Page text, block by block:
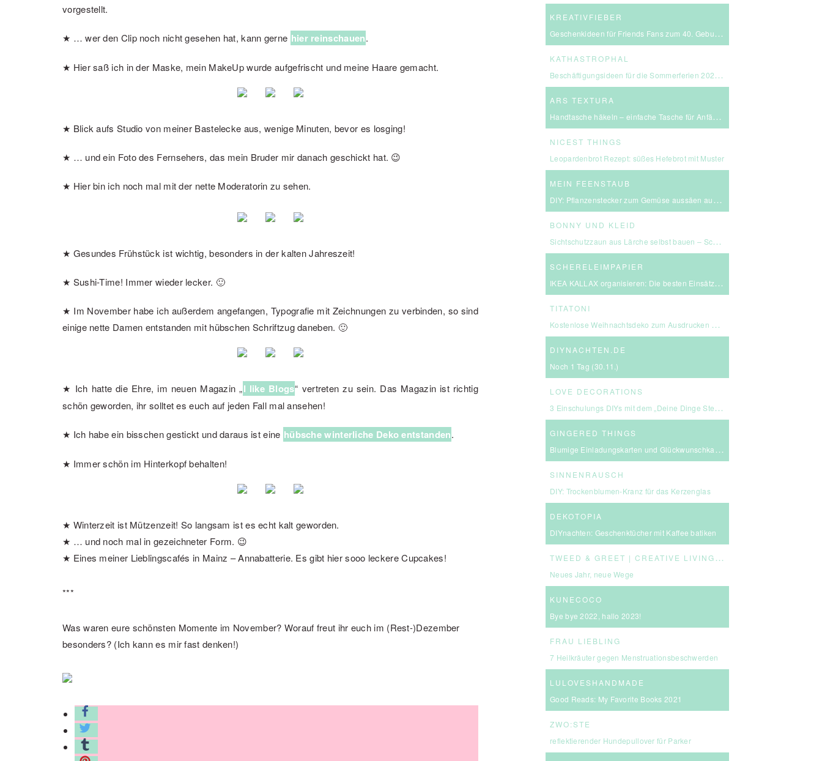
vorgestellt.
★ … wer den Clip noch nicht gesehen hat, kann gerne hier reinschauen.
★ Hier saß ich in der Maske, mein MakeUp wurde aufgefrischt und meine Haare gemacht.
★ Blick aufs Studio von meiner Bastelecke aus, wenige Minuten, bevor es losging!
★ … und ein Foto des Fernsehers, das mein Bruder mir danach geschickt hat. 😉
★ Hier bin ich noch mal mit der nette Moderatorin zu sehen.
★ Gesundes Frühstück ist wichtig, besonders in der kalten Jahreszeit!
★ Sushi-Time! Immer wieder lecker. 🙂
★ Im November habe ich außerdem angefangen, Typografie mit Zeichnungen zu verbinden, so sind
einige nette Damen entstanden mit hübschen Schriftzug daneben. 🙂
★ Ich hatte die Ehre, im neuen Magazin „I like Blogs“ vertreten zu sein. Das Magazin ist richtig
schön geworden, ihr solltet es euch auf jeden Fall mal ansehen!
★ Ich habe ein bisschen gestickt und daraus ist eine hübsche winterliche Deko entstanden.
★ Immer schön im Hinterkopf behalten!
★ Winterzeit ist Mützenzeit! So langsam ist es echt kalt geworden.
★ … und noch mal in gezeichneter Form. 😉
★ Eines meiner Lieblingscafés in Mainz – Annabatterie. Es gibt hier sooo leckere Cupcakes!
***
Was waren eure schönsten Momente im November? Worauf freut ihr euch im (Rest-)Dezember
besonders? (Ich kann es mir fast denken!)
KREATIVFIEBER
Geschenkideen für Friends Fans zum 40. Geburtstag
KATHASTROPHAL
Beschäftigungsideen für die Sommerferien 2026 – in Ludwigsburg, Stuttgart & Umgebung
ARS TEXTURA
Handtasche häkeln – einfache Tasche für Anfängerinnen
NICEST THINGS
Leopardenbrot Rezept: süßes Hefebrot mit Muster
MEIN FEENSTAUB
DIY: Pflanzenstecker zum Gemüse aussäen aus FIMO
BONNY UND KLEID
Sichtschutzzaun aus Lärche selbst bauen – Schritt-für-Schritt-Anleitung & Kosten
SCHERELEIMPAPIER
IKEA KALLAX organisieren: Die besten Einsätze für mehr Ordnung
TITATONI
Kostenlose Weihnachtsdeko zum Ausdrucken – eine kleine Girlande für euer Zuhause ☆
DIYNACHTEN.DE
Noch 1 Tag (30.11.)
LOVE DECORATIONS
3 Einschulungs DIYs mit dem „Deine Dinge Stempel – School Edition“ #BackToSchool + Gewinnspiel
GINGERED THINGS
Blumige Einladungskarten und Glückwunschkarten von Send a Smile
SINNENRAUSCH
DIY: Trockenblumen-Kranz für das Kerzenglas
DEKOTOPIA
DIYnachten: Geschenktücher mit Kaffee batiken
T
WEED & GREET | CREATIVE LIVING & BOLD CHOICES
Neues Jahr, neue Wege
KUNECOCO
Bye bye 2022, hallo 2023!
FRAU LIEBLING
7 Heilkräuter gegen Menstruationsbeschwerden
LULOVESHANDMADE
Good Reads: My Favorite Books 2021
ZWO:STE
reflektierender Hundepullover für Parker